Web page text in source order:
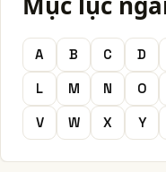
A B C D
L
M N O
V
W X Y